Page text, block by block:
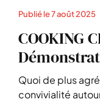
Publié le7 août 2025
COOKING
Quoi de plus
convivialité